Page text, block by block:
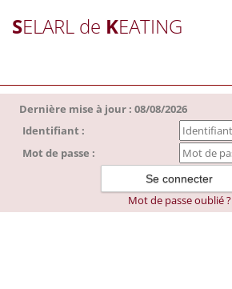
SELARL de KEATING
Dernière mise à jour : 08/08/2026
Identifiant :
Mot de passe :
Mot de passe oublié ?